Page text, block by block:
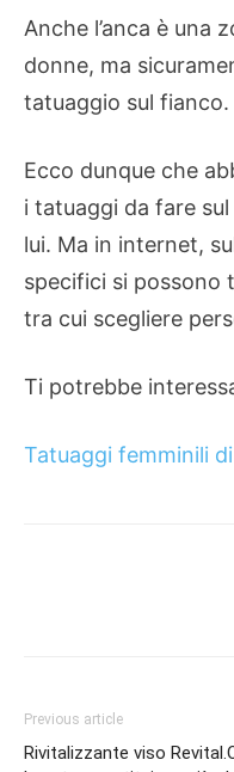
Anche l’anca è una
donne, ma
tatuaggio sul fianco.
Ecco dunque che
i tatuaggi da fare
lui. Ma in internet,
specifici si possono
tra cui scegliere
Ti potrebbe
Tatuaggi femminili
Previous article
Rivitalizzante viso